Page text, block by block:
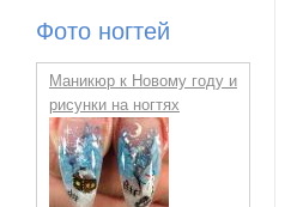
Фото ногтей
Маникюр к Новому году и
рисунки на ногтях